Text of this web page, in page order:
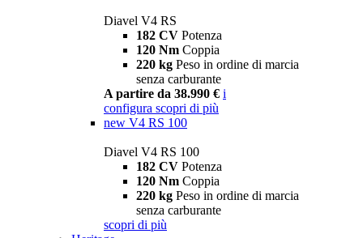
Diavel V4 RS
182 CV Potenza
120 Nm Coppia
220 kg Peso in ordine di marcia
senza carburante
A partire da 38.990 € i
configura scopri di più
new V4 RS 100
Diavel V4 RS 100
182 CV Potenza
120 Nm Coppia
220 kg Peso in ordine di marcia
senza carburante
scopri di più